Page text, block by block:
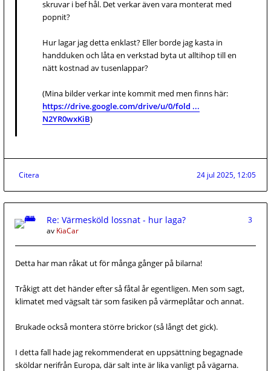
skruvar i bef hål. Det verkar även vara monterat med
popnit?
Hur lagar jag detta enklast? Eller borde jag kasta in
handduken och låta en verkstad byta ut alltihop till en
nätt kostnad av tusenlappar?
(Mina bilder verkar inte kommit med men finns här:
https://drive.google.com/drive/u/0/fold ...
N2YR0wxKiB)
Citera 24 jul 2025, 12:05
Re: Värmesköld lossnat - hur laga?
3
av KiaCar
Detta har man råkat ut för många gånger på bilarna!
Tråkigt att det händer efter så fåtal år egentligen. Men som sagt,
klimatet med vägsalt tär som fasiken på värmeplåtar och annat.
Brukade också montera större brickor (så långt det gick).
I detta fall hade jag rekommenderat en uppsättning begagnade
sköldar nerifrån Europa, där salt inte är lika vanligt på vägarna.